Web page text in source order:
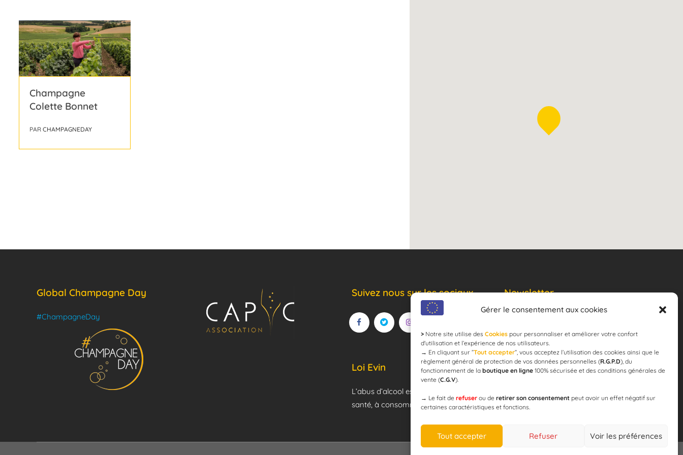
Gérer le consentement aux cookies
> Notre site utilise des Cookies pour personnaliser et améliorer votre confort
d'utilisation et l’expérience de nos utilisateurs.
→ En cliquant sur ”Tout accepter”, vous acceptez l’utilisation des cookies ainsi que le
règlement général de protection de vos données personnelles (R.G.P.D), du
fonctionnement de la boutique en ligne 100% sécurisée et des conditions générales de
vente (C.G.V).
→ Le fait de refuser ou de retirer son consentement peut avoir un effet négatif sur
certaines caractéristiques et fonctions.
Tout accepter Refuser Voir les préférences
Champagne
Colette Bonnet
PAR CHAMPAGNEDAY
Global Champagne Day
#ChampagneDay
Suivez nous sur les sociaux
Loi Evin
L’abus d’alcool est dangereux pour la
santé, à consommer avec modération !
Newsletter
email JE M'ABONNE